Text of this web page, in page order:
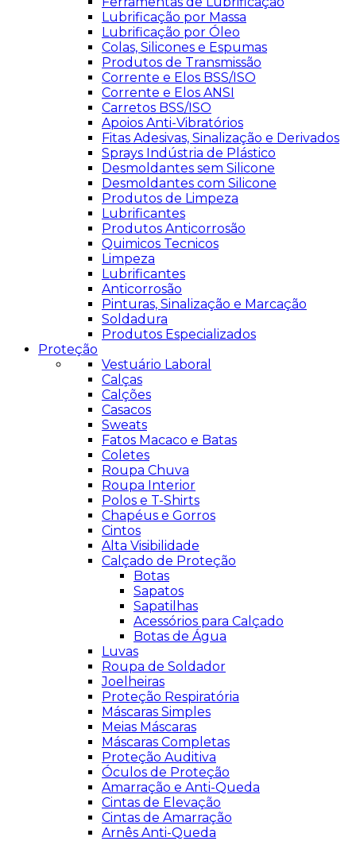
Lubrificação por Massa
Lubrificação por Óleo
Colas, Silicones e Espumas
Produtos de Transmissão
Corrente e Elos BSS/ISO
Corrente e Elos ANSI
Carretos BSS/ISO
Apoios Anti-Vibratórios
Fitas Adesivas, Sinalização e Derivados
Sprays Indústria de Plástico
Desmoldantes sem Silicone
Desmoldantes com Silicone
Produtos de Limpeza
Lubrificantes
Produtos Anticorrosão
Quimicos Tecnicos
Limpeza
Lubrificantes
Anticorrosão
Pinturas, Sinalização e Marcação
Soldadura
Produtos Especializados
Proteção
Vestuário Laboral
Calças
Calções
Casacos
Sweats
Fatos Macaco e Batas
Coletes
Roupa Chuva
Roupa Interior
Polos e T-Shirts
Chapéus e Gorros
Cintos
Alta Visibilidade
Calçado de Proteção
Botas
Sapatos
Sapatilhas
Acessórios para Calçado
Botas de Água
Luvas
Roupa de Soldador
Joelheiras
Proteção Respiratória
Máscaras Simples
Meias Máscaras
Máscaras Completas
Proteção Auditiva
Óculos de Proteção
Amarração e Anti-Queda
Cintas de Elevação
Cintas de Amarração
Arnês Anti-Queda